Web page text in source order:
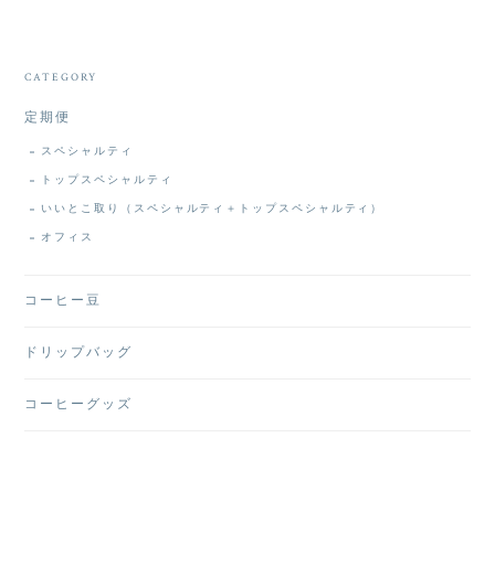
CATEGORY
定期便
スペシャルティ
トップスペシャルティ
いいとこ取り（スペシャルティ＋トップスペシャルティ）
オフィス
コーヒー豆
ドリップバッグ
コーヒーグッズ